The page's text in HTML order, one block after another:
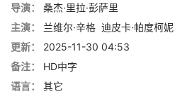
导演：
桑杰·里拉·彭萨里
主演：
兰维尔·辛格 迪皮卡·帕度柯妮
更新：
2025-11-30 04:53
备注：
HD中字
语言：
其它